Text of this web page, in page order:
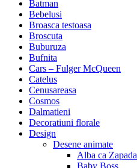
Batman
Bebelusi
Broasca testoasa
Broscuta
Buburuza
Bufnita
Cars – Fulger McQueen
Catelus
Cenusareasa
Cosmos
Dalmatieni
Decoratiuni florale
Design
Desene animate
Alba ca Zapada
Baby Boss